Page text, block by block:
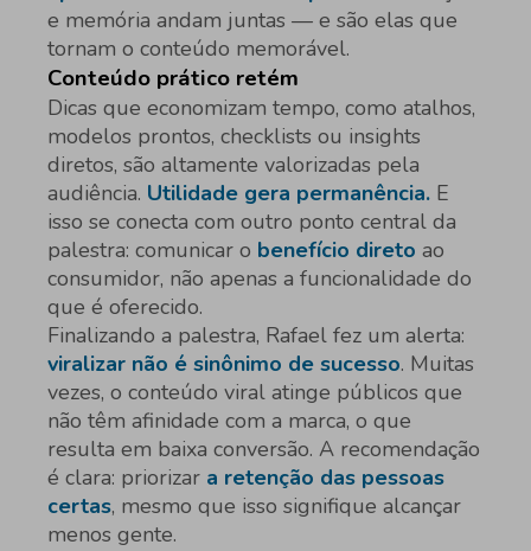
e memória andam juntas — e são elas que
tornam o conteúdo memorável.
Conteúdo prático retém
Dicas que economizam tempo, como atalhos,
modelos prontos, checklists ou insights
diretos, são altamente valorizadas pela
audiência. Utilidade gera permanência. E
isso se conecta com outro ponto central da
palestra: comunicar o benefício direto ao
consumidor, não apenas a funcionalidade do
que é oferecido.
Finalizando a palestra, Rafael fez um alerta:
viralizar não é sinônimo de sucesso. Muitas
vezes, o conteúdo viral atinge públicos que
não têm afinidade com a marca, o que
resulta em baixa conversão. A recomendação
é clara: priorizar a retenção das pessoas
certas, mesmo que isso signifique alcançar
menos gente.